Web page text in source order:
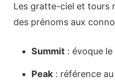
Les gratte-ciel et tours
des prénoms aux
Summit : évoque
Peak : référence